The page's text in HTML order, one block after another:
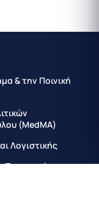
& την Ποινική
(MedMA)
Λογιστικής
Προστασίας της